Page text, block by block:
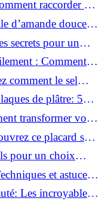
raccorder un
d’amande douce :
secrets pour un
: Comment
d'œil !
comment le sel
de plâtre: 5
les fissures!
transformer votre
ce placard sous
pour un choix
et astuces
Les incroyables